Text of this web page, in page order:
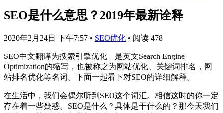
SEO是什么意思？2019年最新诠释
2020年2月24日 下午7:57 • SEO优化 • 阅读 478
SEO中文翻译为搜索引擎优化，是英文Search Engine
Optimization的缩写，也被称之为网站优化、关键词排名，网
站排名优化等名词。下面一起看下对SEO的详细解释。
在生活中，我们会偶尔听到SEO这个词汇。相信这时的你一定
存在着一些疑惑。SEO是什么？具体是干什么的？那今天我们